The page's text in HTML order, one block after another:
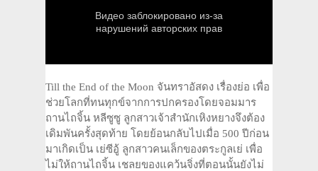
Till the End of the Moon จันทราอัสดง เรื่องย่อ เพื่อ
ช่วยโลกที่ทนทุกข์จากการปกครองโดยจอมมาร
ถานไถจิ้น หลีซูซู ลูกสาวเจ้าสำนักเหิงหยางจึงต้อง
เดิมพันครั้งสุดท้าย โดยย้อนกลับไปเมื่อ 500 ปีก่อน
มาเกิดเป็น เย่ซีอู้ ลูกสาวคนเล็กของตระกูลเย่ เพื่อ
ไม่ให้ถานไถจิ้น เชลยของแคว้นจิ่งที่ตอนนั้นยังไม่